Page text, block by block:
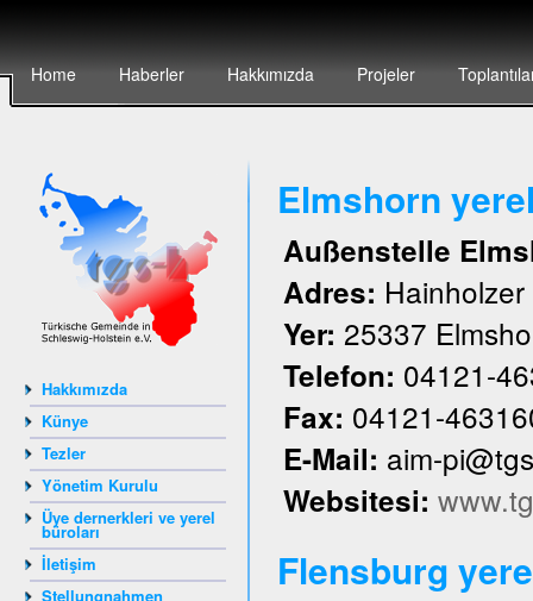
Home Haberler Hakkımızda Projeler
Hakkımızda
Künye
Tezler
Yönetim Kurulu
Üye dernerkleri ve yerel
büroları
İletişim
Stellungnahmen
Elmshorn
Außenstelle
Adres:
Yer: 25337
Telefon: 04121-
Fax: 04121-
E-Mail: aim-
Websitesi:
Flensburg